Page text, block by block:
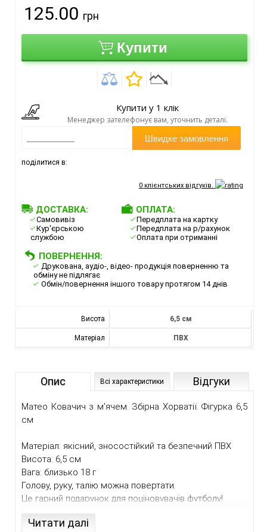
125.00 грн
Купити
Купити у 1 клік
Менеджер зателефонує вам, уточнить деталі.
Швидке замовлення
поділитися в:
0клієнтських відгуків.
ДОСТАВКА:
Самовивіз
Кур'єрською
службою
ОПЛАТА:
Передплата на картку
Передплата на р/рахунок
Оплата при отриманні
ПОВЕРНЕННЯ:
Друкована, аудіо-, відео- продукція поверненню та
обміну не підлягає
Обмін/повернення іншого товару протягом 14 днів
Висота 6,5 см
Матеріал ПВХ
Опис Всі характеристики Відгуки
Матео Ковачич з м'ячем. Збірна Хорватії. Фігурка 6,5
см
Матеріал: якісний, зносостійкий та безпечний ПВХ
Висота: 6,5 см
Вага: близько 18 г
Голову, руку, талію можна повертати.
Це гарний подарунок для поціновувачів футболу!
Читати далі